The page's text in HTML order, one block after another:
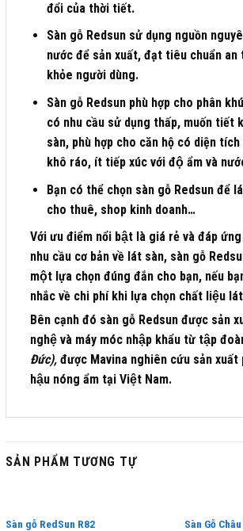
đổi của thời tiết.
Sàn gỗ Redsun sử dụng nguồn
nước để sản xuất, đạt tiêu chuẩn an
khỏe người dùng.
Sàn gỗ Redsun phù hợp cho phân
có nhu cầu sử dụng thấp, muốn tiết
sàn, phù hợp cho căn hộ có diện
khô ráo, ít tiếp xúc với độ ẩm và
Bạn có thể chọn sàn gỗ Redsun để
cho thuê, shop kinh doanh…
Với ưu điểm nổi bật là giá rẻ và đáp
nhu cầu cơ bản về lát sàn, sàn gỗ
một lựa chọn đúng đắn cho bạn, nếu
nhắc về chi phí khi lựa chọn chất liệu
Bên cạnh đó sàn gỗ Redsun được sản
nghệ và máy móc nhập khẩu từ tập
Đức), được Mavina nghiên cứu sản xuất
hậu nóng ẩm tại Việt Nam.
SẢN PHẨM TƯƠNG TỰ
Sàn gỗ RedSun R82
Sàn Gỗ